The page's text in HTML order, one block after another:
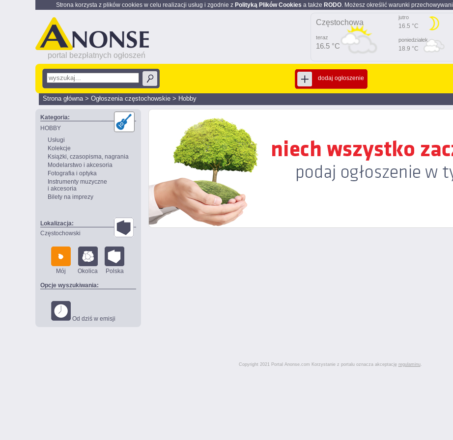
Strona korzysta z plików cookies w celu realizacji usług i zgodnie z Polityką Plików Cookies a także RODO. Możesz określić warunki
portal bezpłatnych ogłoszeń
Częstochowa
teraz
16.5 °C
jutro
16.5 °C
poniedziałek
18.9 °C
dodaj ogłoszenie
Strona główna> Ogłoszenia częstochowskie > Hobby
Kategoria:
HOBBY
Usługi
Kolekcje
Książki, czasopisma, nagrania
Modelarstwo i akcesoria
Fotografia i optyka
Instrumenty muzyczne
i akcesoria
Bilety na imprezy
Lokalizacja:
Częstochowski
Mój Okolica Polska
Opcje wyszukiwania:
Od dziś w emisji
Copyright 2021 Portal Anonse.com Korzystanie z portalu oznacza akceptację regulaminu.